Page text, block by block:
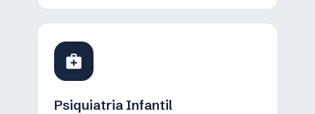
medical_services
Psiquiatria Infantil